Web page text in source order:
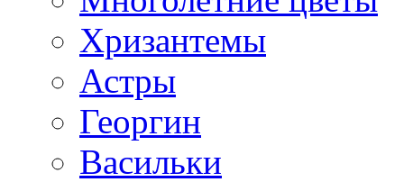
Хризантемы
Астры
Георгин
Васильки